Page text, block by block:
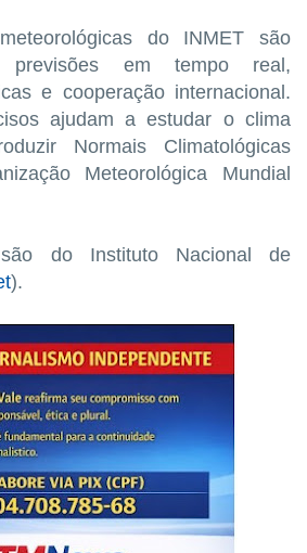
do INMET são
previsões em tempo real,
e cooperação internacional.
ajudam a estudar o clima
Normais Climatológicas
Meteorológica Mundial
do Instituto Nacional de
).